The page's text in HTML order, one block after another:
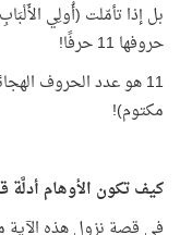
بل إذا تأمّلت (أُولِي
حروفها 11 حرفًا!
11 هو عدد الحروف
مكتوم)!
كيف تكون الأوهام أدلَّة
في قصة نزول هذه الآية